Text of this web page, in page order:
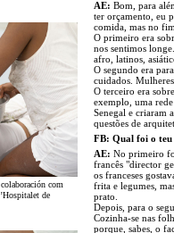
com
de
AE: Bom, para
ter orçamento, eu
comida, mas no
O primeiro era
nos sentimos
afro, latinos,
O segundo era
cuidados.
O terceiro era
exemplo, uma
Senegal e criaram
questões de
FB: Qual foi o teu
AE: No primeiro
francês "director
os franceses
frita e legumes,
prato.
Depois, para o
Cozinha-se nas
porque, sabes, o